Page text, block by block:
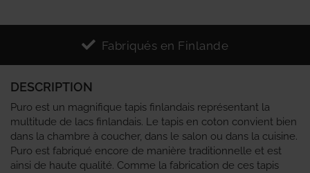
Fabriqués en Finlande
DESCRIPTION
Puro est un magnifique tapis finlandais représentant la
multitude de lacs finlandais. Le tapis en coton convient bien
dans la chambre à coucher, dans le salon ou dans la cuisine.
Puro est fabriqué encore de manière traditionnelle et est
ainsi de haute qualité. Comme la fabrication de ces tapis